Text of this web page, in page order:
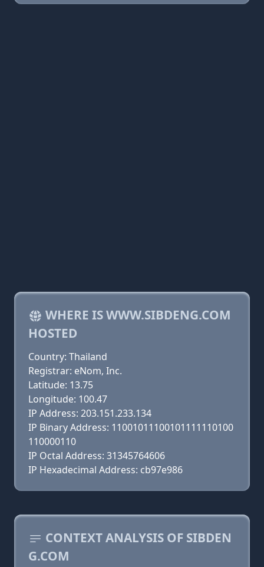
WHERE IS WWW.SIBDENG.COM
HOSTED
Country: Thailand
Registrar: eNom, Inc.
Latitude: 13.75
Longitude: 100.47
IP Address: 203.151.233.134
IP Binary Address: 11001011100101111110100
110000110
IP Octal Address: 31345764606
IP Hexadecimal Address: cb97e986
CONTEXT ANALYSIS OF SIBDEN
G.COM